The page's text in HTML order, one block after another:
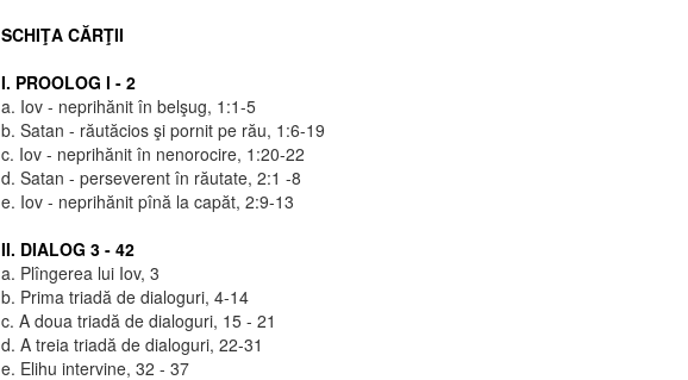
SCHIŢA CĂRŢII
I. PROOLOG l - 2
a. Iov - neprihănit în belşug, 1:1-5
b. Satan - răutăcios şi pornit pe rău, 1:6-19
c. Iov - neprihănit în nenorocire, 1:20-22
d. Satan - perseverent în răutate, 2:1 -8
e. Iov - neprihănit pînă la capăt, 2:9-13
II. DIALOG 3 - 42
a. Plîngerea lui Iov, 3
b. Prima triadă de dialoguri, 4-14
c. A doua triadă de dialoguri, 15 - 21
d. A treia triadă de dialoguri, 22-31
e. Elihu intervine, 32 - 37